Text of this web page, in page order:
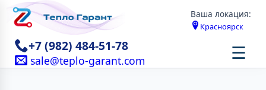
Ваша локация:
Красноярск
+7 (982) 484-51-78
sale@teplo-garant.com ☰